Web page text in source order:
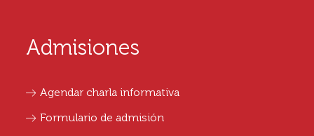
Admisiones
Agendar charla informativa
Formulario de admisión